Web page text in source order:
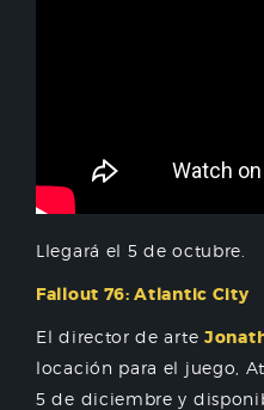
Llegará el 5 de octubre.
Fallout 76: Atlantic City
El director de arte
locación para el juego,
5 de diciembre y